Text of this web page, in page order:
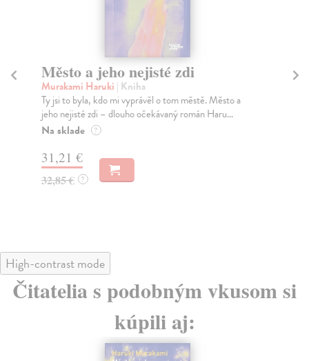
Město a jeho nejisté zdi
Murakami Haruki | Kniha
Ty jsi to byla, kdo mi vyprávěl o tom městě. Město a
jeho nejisté zdi – dlouho očekávaný román Haru...
Na sklade ?
31,21 €
32,85 € ?
High-contrast mode
Čitatelia s podobným vkusom si
kúpili aj: